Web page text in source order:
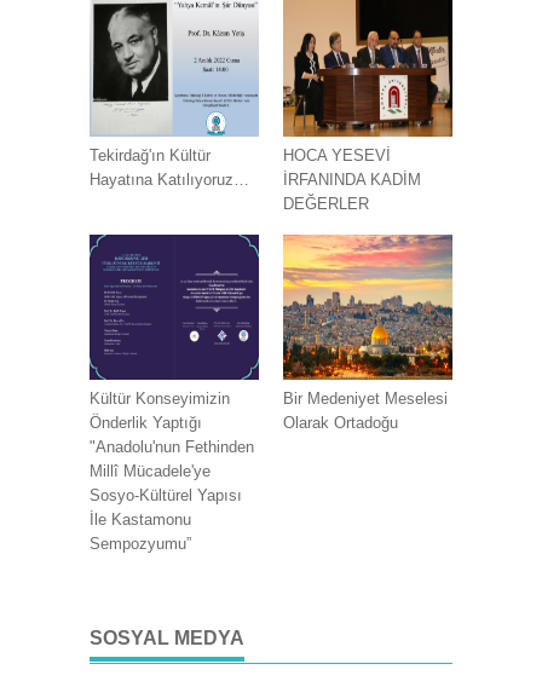
Tekirdağ'ın Kültür
Hayatına Katılıyoruz…
HOCA YESEVİ
İRFANINDA KADİM
DEĞERLER
Kültür Konseyimizin
Önderlik Yaptığı
"Anadolu'nun Fethinden
Millî Mücadele'ye
Sosyo-Kültürel Yapısı
İle Kastamonu
Sempozyumu”
Bir Medeniyet Meselesi
Olarak Ortadoğu
SOSYAL MEDYA